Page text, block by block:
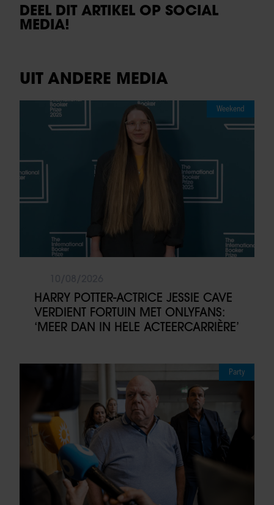
DEEL DIT ARTIKEL OP SOCIAL
MEDIA!
UIT ANDERE MEDIA
Weekend
HARRY POTTER-ACTRICE JESSIE CAVE
VERDIENT FORTUIN MET ONLYFANS:
‘MEER DAN IN HELE ACTEERCARRIÈRE’
Party